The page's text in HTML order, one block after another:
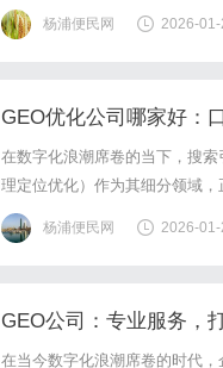
选择一位专业且经验丰富的商
性，以及如何选择合适的商业
杨浦便民网 2026-01-
GEO优化公司哪家好：
在数字化浪潮席卷的当下，搜
理定位优化）作为其细分领域
着用户搜索行为日益呈现“就近
验的GEO优化公司至关重要。
杨浦便民网 2026-01-
GEO公司：专业服务，
在当今数字化浪潮席卷的时代